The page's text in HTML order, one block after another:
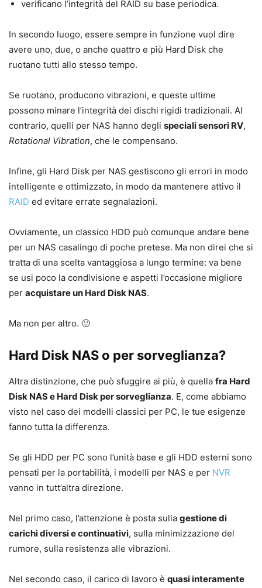
verificano l’integrità del RAID su base periodica.
In secondo luogo, essere sempre in funzione vuol dire
avere uno, due, o anche quattro e più Hard Disk che
ruotano tutti allo stesso tempo.
Se ruotano, producono vibrazioni, e queste ultime
possono minare l’integrità dei dischi rigidi tradizionali. Al
contrario, quelli per NAS hanno degli speciali sensori RV,
Rotational Vibration, che le compensano.
Infine, gli Hard Disk per NAS gestiscono gli errori in modo
intelligente e ottimizzato, in modo da mantenere attivo il
RAID ed evitare errate segnalazioni.
Ovviamente, un classico HDD può comunque andare bene
per un NAS casalingo di poche pretese. Ma non direi che si
tratta di una scelta vantaggiosa a lungo termine: va bene
se usi poco la condivisione e aspetti l’occasione migliore
per acquistare un Hard Disk NAS.
Ma non per altro. 🙂
Hard Disk NAS o per sorveglianza?
Altra distinzione, che può sfuggire ai più, è quella fra Hard
Disk NAS e Hard Disk per sorveglianza. E, come abbiamo
visto nel caso dei modelli classici per PC, le tue esigenze
fanno tutta la differenza.
Se gli HDD per PC sono l’unità base e gli HDD esterni sono
pensati per la portabilità, i modelli per NAS e per NVR
vanno in tutt’altra direzione.
Nel primo caso, l’attenzione è posta sulla gestione di
carichi diversi e continuativi, sulla minimizzazione del
rumore, sulla resistenza alle vibrazioni.
Nel secondo caso, il carico di lavoro è quasi interamente